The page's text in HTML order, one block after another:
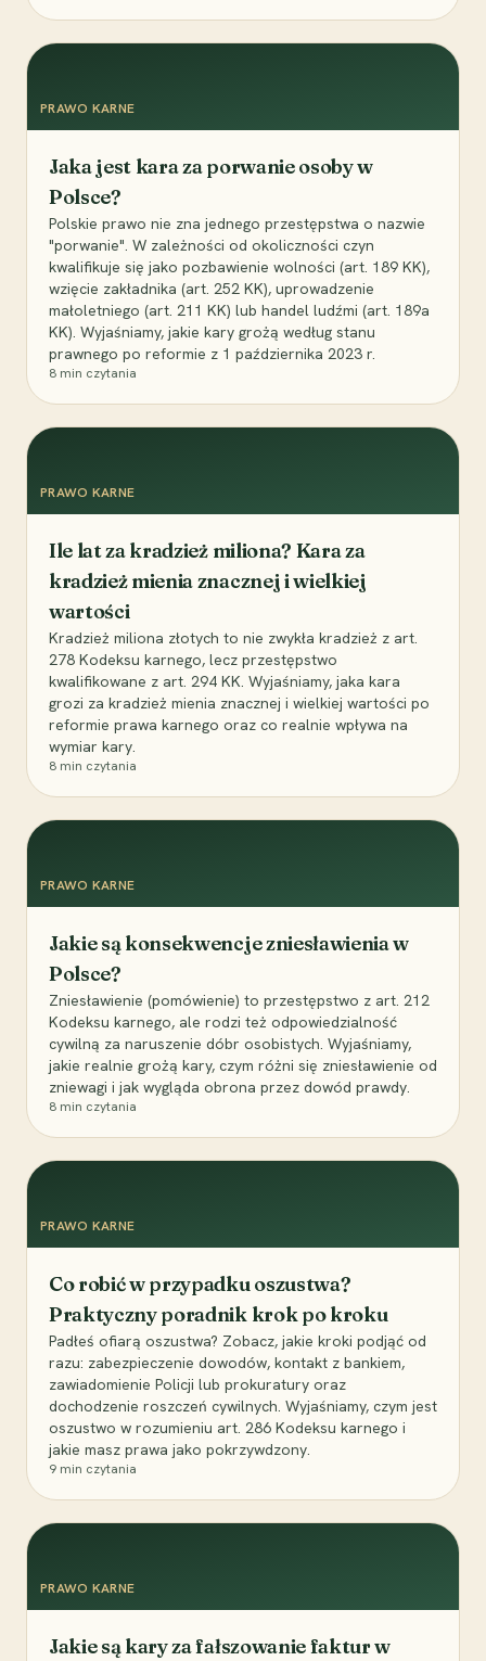
PRAWO KARNE
Jaka jest kara za porwanie osoby w
Polsce?
Polskie prawo nie zna jednego przestępstwa o nazwie
"porwanie". W zależności od okoliczności czyn
kwalifikuje się jako pozbawienie wolności (art. 189 KK),
wzięcie zakładnika (art. 252 KK), uprowadzenie
małoletniego (art. 211 KK) lub handel ludźmi (art. 189a
KK). Wyjaśniamy, jakie kary grożą według stanu
prawnego po reformie z 1 października 2023 r.
8 min czytania
PRAWO KARNE
Ile lat za kradzież miliona? Kara za
kradzież mienia znacznej i wielkiej
wartości
Kradzież miliona złotych to nie zwykła kradzież z art.
278 Kodeksu karnego, lecz przestępstwo
kwalifikowane z art. 294 KK. Wyjaśniamy, jaka kara
grozi za kradzież mienia znacznej i wielkiej wartości po
reformie prawa karnego oraz co realnie wpływa na
wymiar kary.
8 min czytania
PRAWO KARNE
Jakie są konsekwencje zniesławienia w
Polsce?
Zniesławienie (pomówienie) to przestępstwo z art. 212
Kodeksu karnego, ale rodzi też odpowiedzialność
cywilną za naruszenie dóbr osobistych. Wyjaśniamy,
jakie realnie grożą kary, czym różni się zniesławienie od
zniewagi i jak wygląda obrona przez dowód prawdy.
8 min czytania
PRAWO KARNE
Co robić w przypadku oszustwa?
Praktyczny poradnik krok po kroku
Padłeś ofiarą oszustwa? Zobacz, jakie kroki podjąć od
razu: zabezpieczenie dowodów, kontakt z bankiem,
zawiadomienie Policji lub prokuratury oraz
dochodzenie roszczeń cywilnych. Wyjaśniamy, czym jest
oszustwo w rozumieniu art. 286 Kodeksu karnego i
jakie masz prawa jako pokrzywdzony.
9 min czytania
PRAWO KARNE
Jakie są kary za fałszowanie faktur w